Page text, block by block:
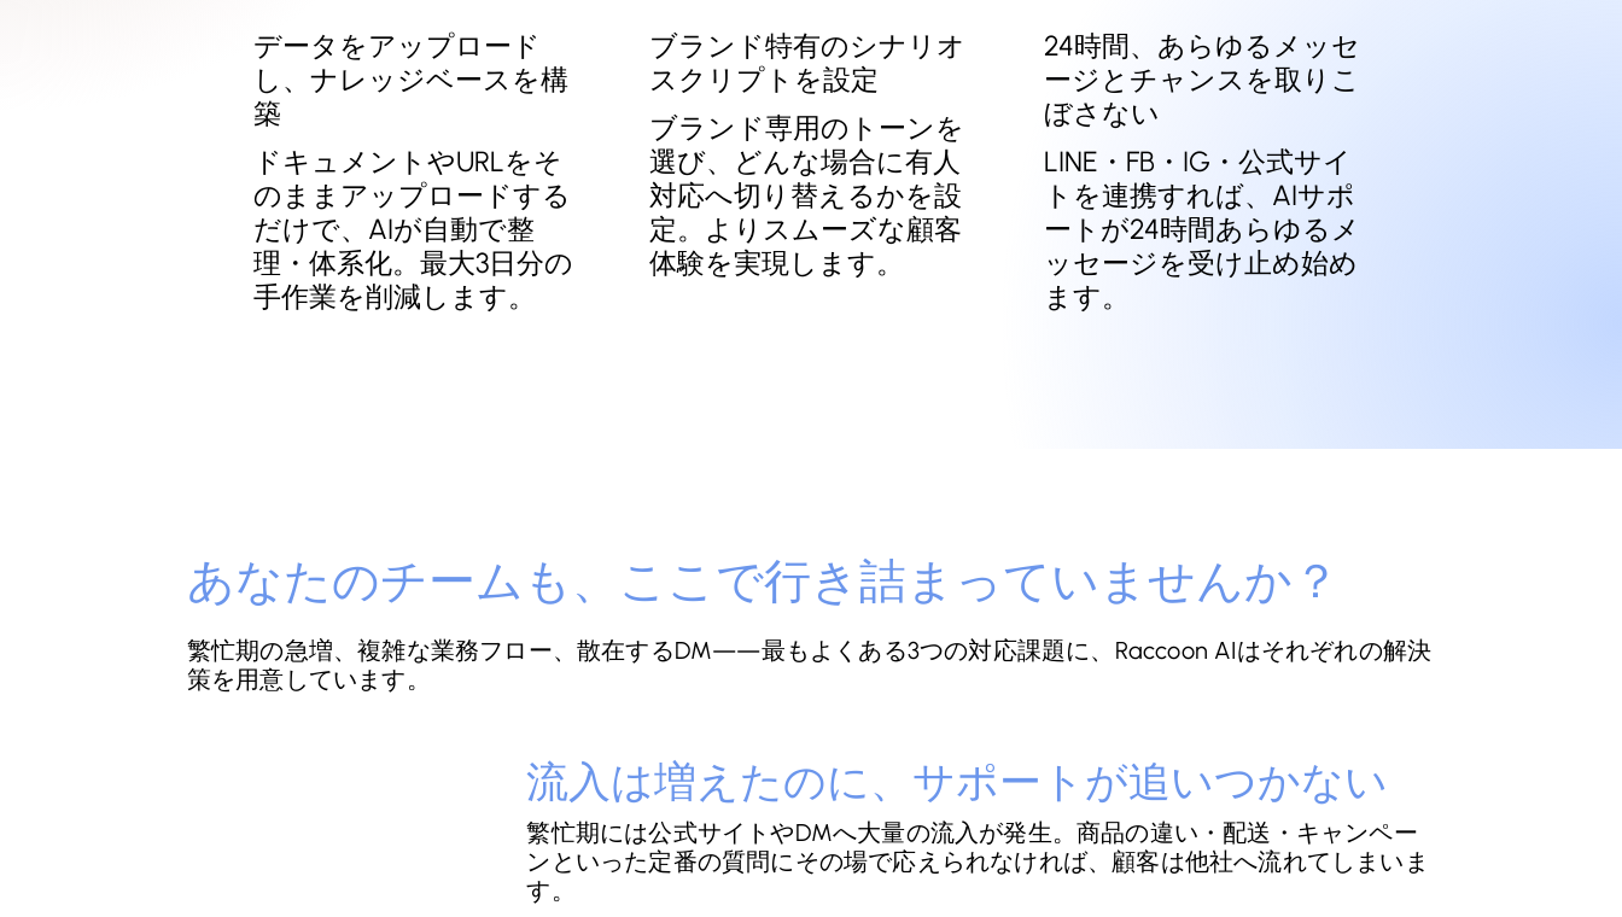
データをアップロード
し、ナレッジベースを構
築
ドキュメントやURLをそ
のままアップロードする
だけで、AIが自動で整
理・体系化。最大3日分の
手作業を削減します。
ブランド特有のシナリオ
スクリプトを設定
ブランド専用のトーンを
選び、どんな場合に有人
対応へ切り替えるかを設
定。よりスムーズな顧客
体験を実現します。
24時間、あらゆるメッセ
ージとチャンスを取りこ
ぼさない
LINE・FB・IG・公式サイ
トを連携すれば、AIサポ
ートが24時間あらゆるメ
ッセージを受け止め始め
ます。
あなたのチームも、ここで行き詰まっていませんか？
繁忙期の急増、複雑な業務フロー、散在するDM——最もよくある3つの対応課題に、Raccoon AIはそれぞれの解決
策を用意しています。
流入は増えたのに、サポートが追いつかない
繁忙期には公式サイトやDMへ大量の流入が発生。商品の違い・配送・キャンペー
ンといった定番の質問にその場で応えられなければ、顧客は他社へ流れてしまいま
す。